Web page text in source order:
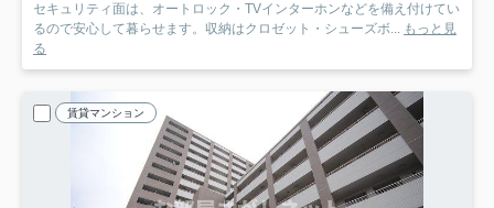
セキュリティ面は、オートロック・TVインターホンなどを備え付けてい
るので安心して暮らせます。収納はクロゼット・シューズボ... もっと見
る
賃貸マンション